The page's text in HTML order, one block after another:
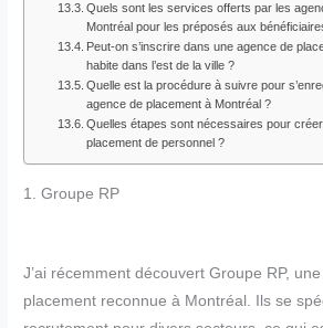
Quels sont les services offerts par les
Montréal pour les préposés aux
Peut-on s’inscrire dans une agence de
habite dans l’est de la ville ?
Quelle est la procédure à suivre pour
agence de placement à Montréal ?
Quelles étapes sont nécessaires pour
placement de personnel ?
1. Groupe RP
J’ai récemment découvert Groupe RP,
placement reconnue à Montréal. Ils se